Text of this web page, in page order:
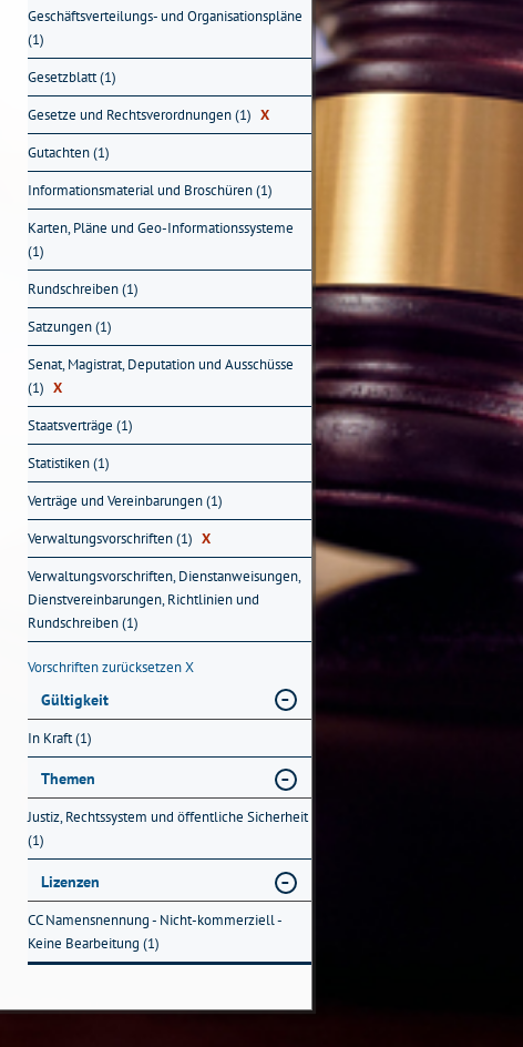
Geschäftsverteilungs- und Organisationspläne
(1)
Gesetzblatt (1)
Gesetze und Rechtsverordnungen (1) X
Gutachten (1)
Informationsmaterial und Broschüren (1)
Karten, Pläne und Geo-Informationssysteme
(1)
Rundschreiben (1)
Satzungen (1)
Senat, Magistrat, Deputation und Ausschüsse
(1) X
Staatsverträge (1)
Statistiken (1)
Verträge und Vereinbarungen (1)
Verwaltungsvorschriften (1) X
Verwaltungsvorschriften, Dienstanweisungen,
Dienstvereinbarungen, Richtlinien und
Rundschreiben (1)
Vorschriften zurücksetzenX
Gültigkeit
In Kraft (1)
Themen
Justiz, Rechtssystem und öffentliche Sicherheit
(1)
Lizenzen
CC Namensnennung - Nicht-kommerziell -
Keine Bearbeitung (1)